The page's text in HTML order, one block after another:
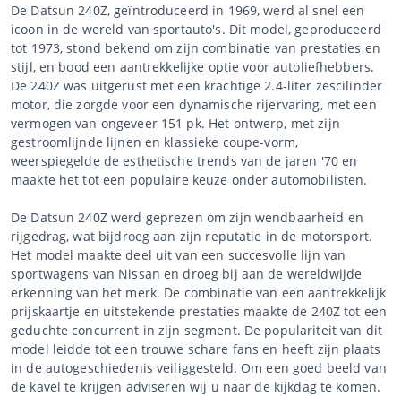
De Datsun 240Z, geïntroduceerd in 1969, werd al snel een
icoon in de wereld van sportauto's. Dit model, geproduceerd
tot 1973, stond bekend om zijn combinatie van prestaties en
stijl, en bood een aantrekkelijke optie voor autoliefhebbers.
De 240Z was uitgerust met een krachtige 2.4-liter zescilinder
motor, die zorgde voor een dynamische rijervaring, met een
vermogen van ongeveer 151 pk. Het ontwerp, met zijn
gestroomlijnde lijnen en klassieke coupe-vorm,
weerspiegelde de esthetische trends van de jaren '70 en
maakte het tot een populaire keuze onder automobilisten.
De Datsun 240Z werd geprezen om zijn wendbaarheid en
rijgedrag, wat bijdroeg aan zijn reputatie in de motorsport.
Het model maakte deel uit van een succesvolle lijn van
sportwagens van Nissan en droeg bij aan de wereldwijde
erkenning van het merk. De combinatie van een aantrekkelijk
prijskaartje en uitstekende prestaties maakte de 240Z tot een
geduchte concurrent in zijn segment. De populariteit van dit
model leidde tot een trouwe schare fans en heeft zijn plaats
in de autogeschiedenis veiliggesteld. Om een goed beeld van
de kavel te krijgen adviseren wij u naar de kijkdag te komen.